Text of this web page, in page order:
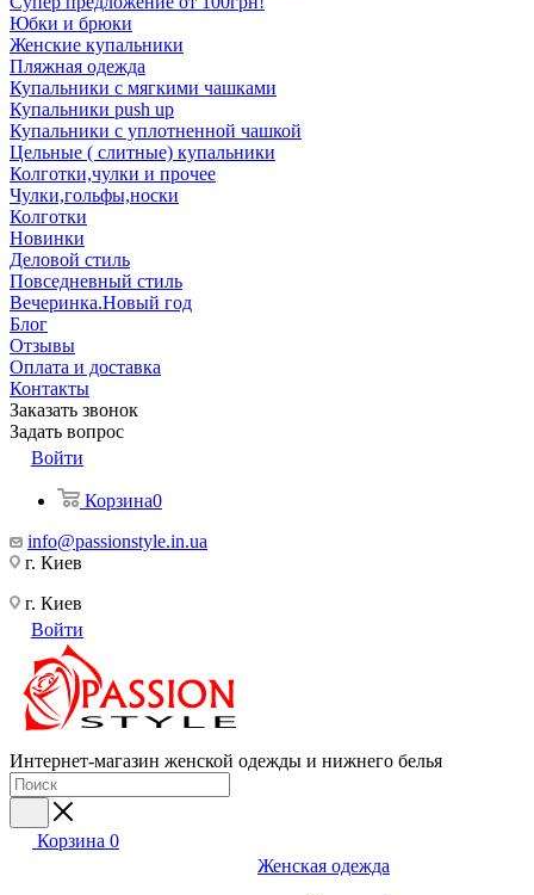
Юбки и брюки
Женские купальники
Пляжная одежда
Купальники с мягкими чашками
Купальники push up
Купальники с уплотненной чашкой
Цельные ( слитные) купальники
Колготки,чулки и прочее
Чулки,гольфы,носки
Колготки
Новинки
Деловой стиль
Повседневный стиль
Вечеринка.Новый год
Блог
Отзывы
Оплата и доставка
Контакты
Заказать звонок
Задать вопрос
Войти
Корзина0
info@passionstyle.in.ua
г. Киев
г. Киев
Войти
Интернет-магазин женской одежды и нижнего белья
Корзина 0
Женская одежда